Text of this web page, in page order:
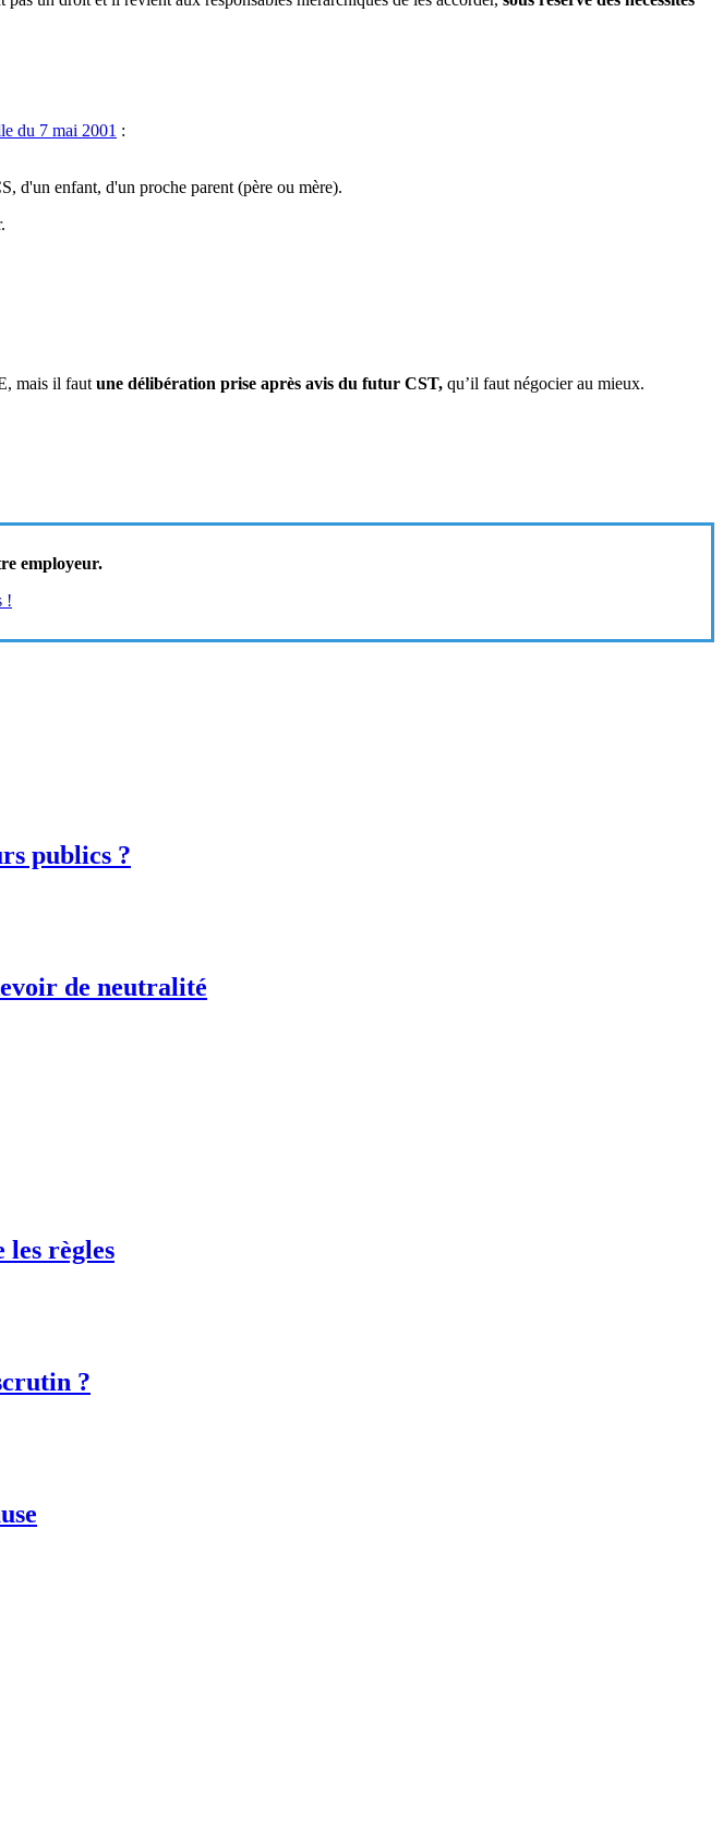
du 7 mai 2001 :
d'un enfant, d'un proche parent (père ou mère).
mais il faut une délibération prise après avis du futur CST, qu’il faut négocier au mieux.
employeur.
!
publics ?
de neutralité
règles
?